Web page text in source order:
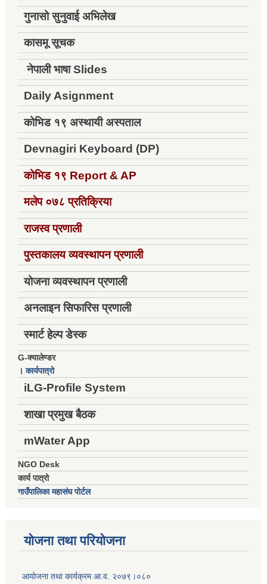
गुनासो सुनुवाई अभिलेख
कासमू सूचक
नेपाली भाषा Slides
Daily Asignment
कोभिड १९ अस्थायी अस्पताल
Devnagiri Keyboard (DP)
कोभिड १९ Report & AP
मलेप ०७८ प्रतिक्रिया
राजस्व प्रणाली
पुस्तकालय व्यवस्थापन प्रणाली
योजना व्यवस्थापन प्रणाली
अनलाइन सिफारिस प्रणाली
स्मार्ट हेल्प डेस्क
G-क्यालेण्डर
।कार्यपात्रो
iLG-Profile System
शाखा प्रमुख बैठक
mWater App
NGO Desk
कार्य पात्रो
गाउँपालिका महासंघ पोर्टल
योजना तथा परियोजना
आयोजना तथा कार्यक्रम आ.व. २०७९।०८०